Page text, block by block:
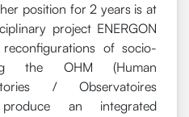
position for 2 years is at
project ENERGON
of socio-
the OHM (Human
/ Observatoires
an integrated